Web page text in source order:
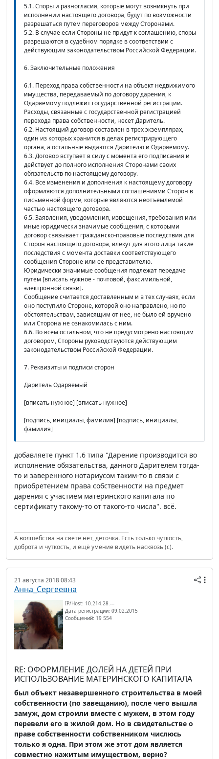
5.1. Споры и разногласия, которые могут возникнуть при
исполнении настоящего договора, будут по возможности
разрешаться путем переговоров между Сторонами.
5.2. В случае если Стороны не придут к соглашению, споры
разрешаются в судебном порядке в соответствии с
действующим законодательством Российской Федерации.
6. Заключительные положения
6.1. Переход права собственности на объект недвижимого
имущества, передаваемый по договору дарения, к
Одаряемому подлежит государственной регистрации.
Расходы, связанные с государственной регистрацией
перехода права собственности, несет Даритель.
6.2. Настоящий договор составлен в трех экземплярах,
один из которых хранится в делах регистрирующего
органа, а остальные выдаются Дарителю и Одаряемому.
6.3. Договор вступает в силу с момента его подписания и
действует до полного исполнения Сторонами своих
обязательств по настоящему договору.
6.4. Все изменения и дополнения к настоящему договору
оформляются дополнительными соглашениями Сторон в
письменной форме, которые являются неотъемлемой
частью настоящего договора.
6.5. Заявления, уведомления, извещения, требования или
иные юридически значимые сообщения, с которыми
договор связывает гражданско-правовые последствия для
Сторон настоящего договора, влекут для этого лица такие
последствия с момента доставки соответствующего
сообщения Стороне или ее представителю.
Юридически значимые сообщения подлежат передаче
путем [вписать нужное - почтовой, факсимильной,
электронной связи].
Сообщение считается доставленным и в тех случаях, если
оно поступило Стороне, которой оно направлено, но по
обстоятельствам, зависящим от нее, не было ей вручено
или Сторона не ознакомилась с ним.
6.6. Во всем остальном, что не предусмотрено настоящим
договором, Стороны руководствуются действующим
законодательством Российской Федерации.
7. Реквизиты и подписи сторон
Даритель Одаряемый
[вписать нужное] [вписать нужное]
[подпись, инициалы, фамилия] [подпись, инициалы,
фамилия]
добавляете пункт 1.6 типа "Дарение производится во
исполнение обязательства, данного Дарителем тогда-
то и заверенного нотариусом таким-то в связи с
приобретением права собственности на предмет
дарения с участием материнского капитала по
сертификату такому-то от такого-то числа". всё.
А волшебства на свете нет, деточка. Есть только чуткость,
доброта и чуткость, и ещё умение видеть насквозь (с).
21 августа 2018 08:43
Анна_Сергеевна
IP/Host: 10.214.28.---
Дата регистрации: 09.02.2015
Сообщений: 19 554
RE: ОФОРМЛЕНИЕ ДОЛЕЙ НА ДЕТЕЙ ПРИ
ИСПОЛЬЗОВАНИЕ МАТЕРИНСКОГО КАПИТАЛА
был объект незавершенного строительства в моей
собственности (по завещанию), после чего вышла
замуж, дом строили вместе с мужем, в этом году
перевели его в жилой дом. Но в свидетельстве о
праве собственности собственником числюсь
только я одна. При этом же этот дом является
совместно нажитым имуществом, верно?